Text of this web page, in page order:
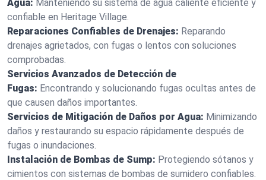
Agua: Manteniendo su sistema de agua caliente eficiente y
confiable en Heritage Village.
Reparaciones Confiables de Drenajes: Reparando
drenajes agrietados, con fugas o lentos con soluciones
comprobadas.
Servicios Avanzados de Detección de
Fugas: Encontrando y solucionando fugas ocultas antes de
que causen daños importantes.
Servicios de Mitigación de Daños por Agua: Minimizando
daños y restaurando su espacio rápidamente después de
fugas o inundaciones.
Instalación de Bombas de Sump: Protegiendo sótanos y
cimientos con sistemas de bombas de sumidero confiables.